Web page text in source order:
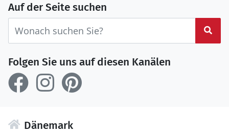
Auf der Seite suchen
Folgen Sie uns auf diesen Kanälen
Dänemark